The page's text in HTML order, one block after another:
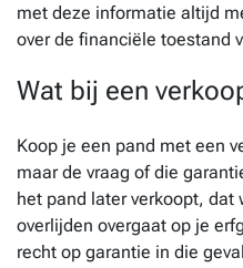
met deze informatie altijd
over de financiële toestand
Wat bij een
Koop je een pand met een
maar de vraag of die
het pand later verkoopt,
overlijden overgaat op je
recht op garantie in die